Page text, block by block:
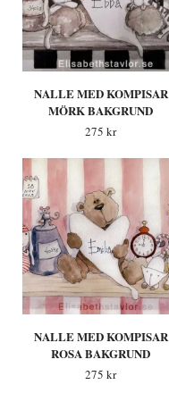
NALLE MED KOMPISAR
MÖRK BAKGRUND
275 kr
NALLE MED KOMPISAR
ROSA BAKGRUND
275 kr